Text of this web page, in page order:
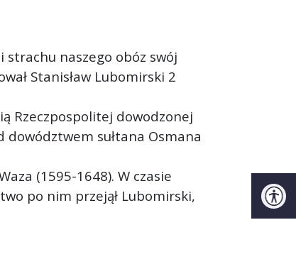
strachu naszego obóz swój
Stanisław Lubomirski 2
Rzeczpospolitej dowodzonej
sułtana Osmana
(1595-1648). W czasie
po nim przejął Lubomirski,